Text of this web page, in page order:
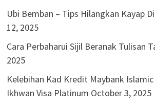
Ubi Bemban – Tips Hilangkan Kayap
12, 2025
Cara Perbaharui Sijil Beranak Tulisan
2025
Kelebihan Kad Kredit Maybank Islamic
Ikhwan Visa Platinum October 3, 2025